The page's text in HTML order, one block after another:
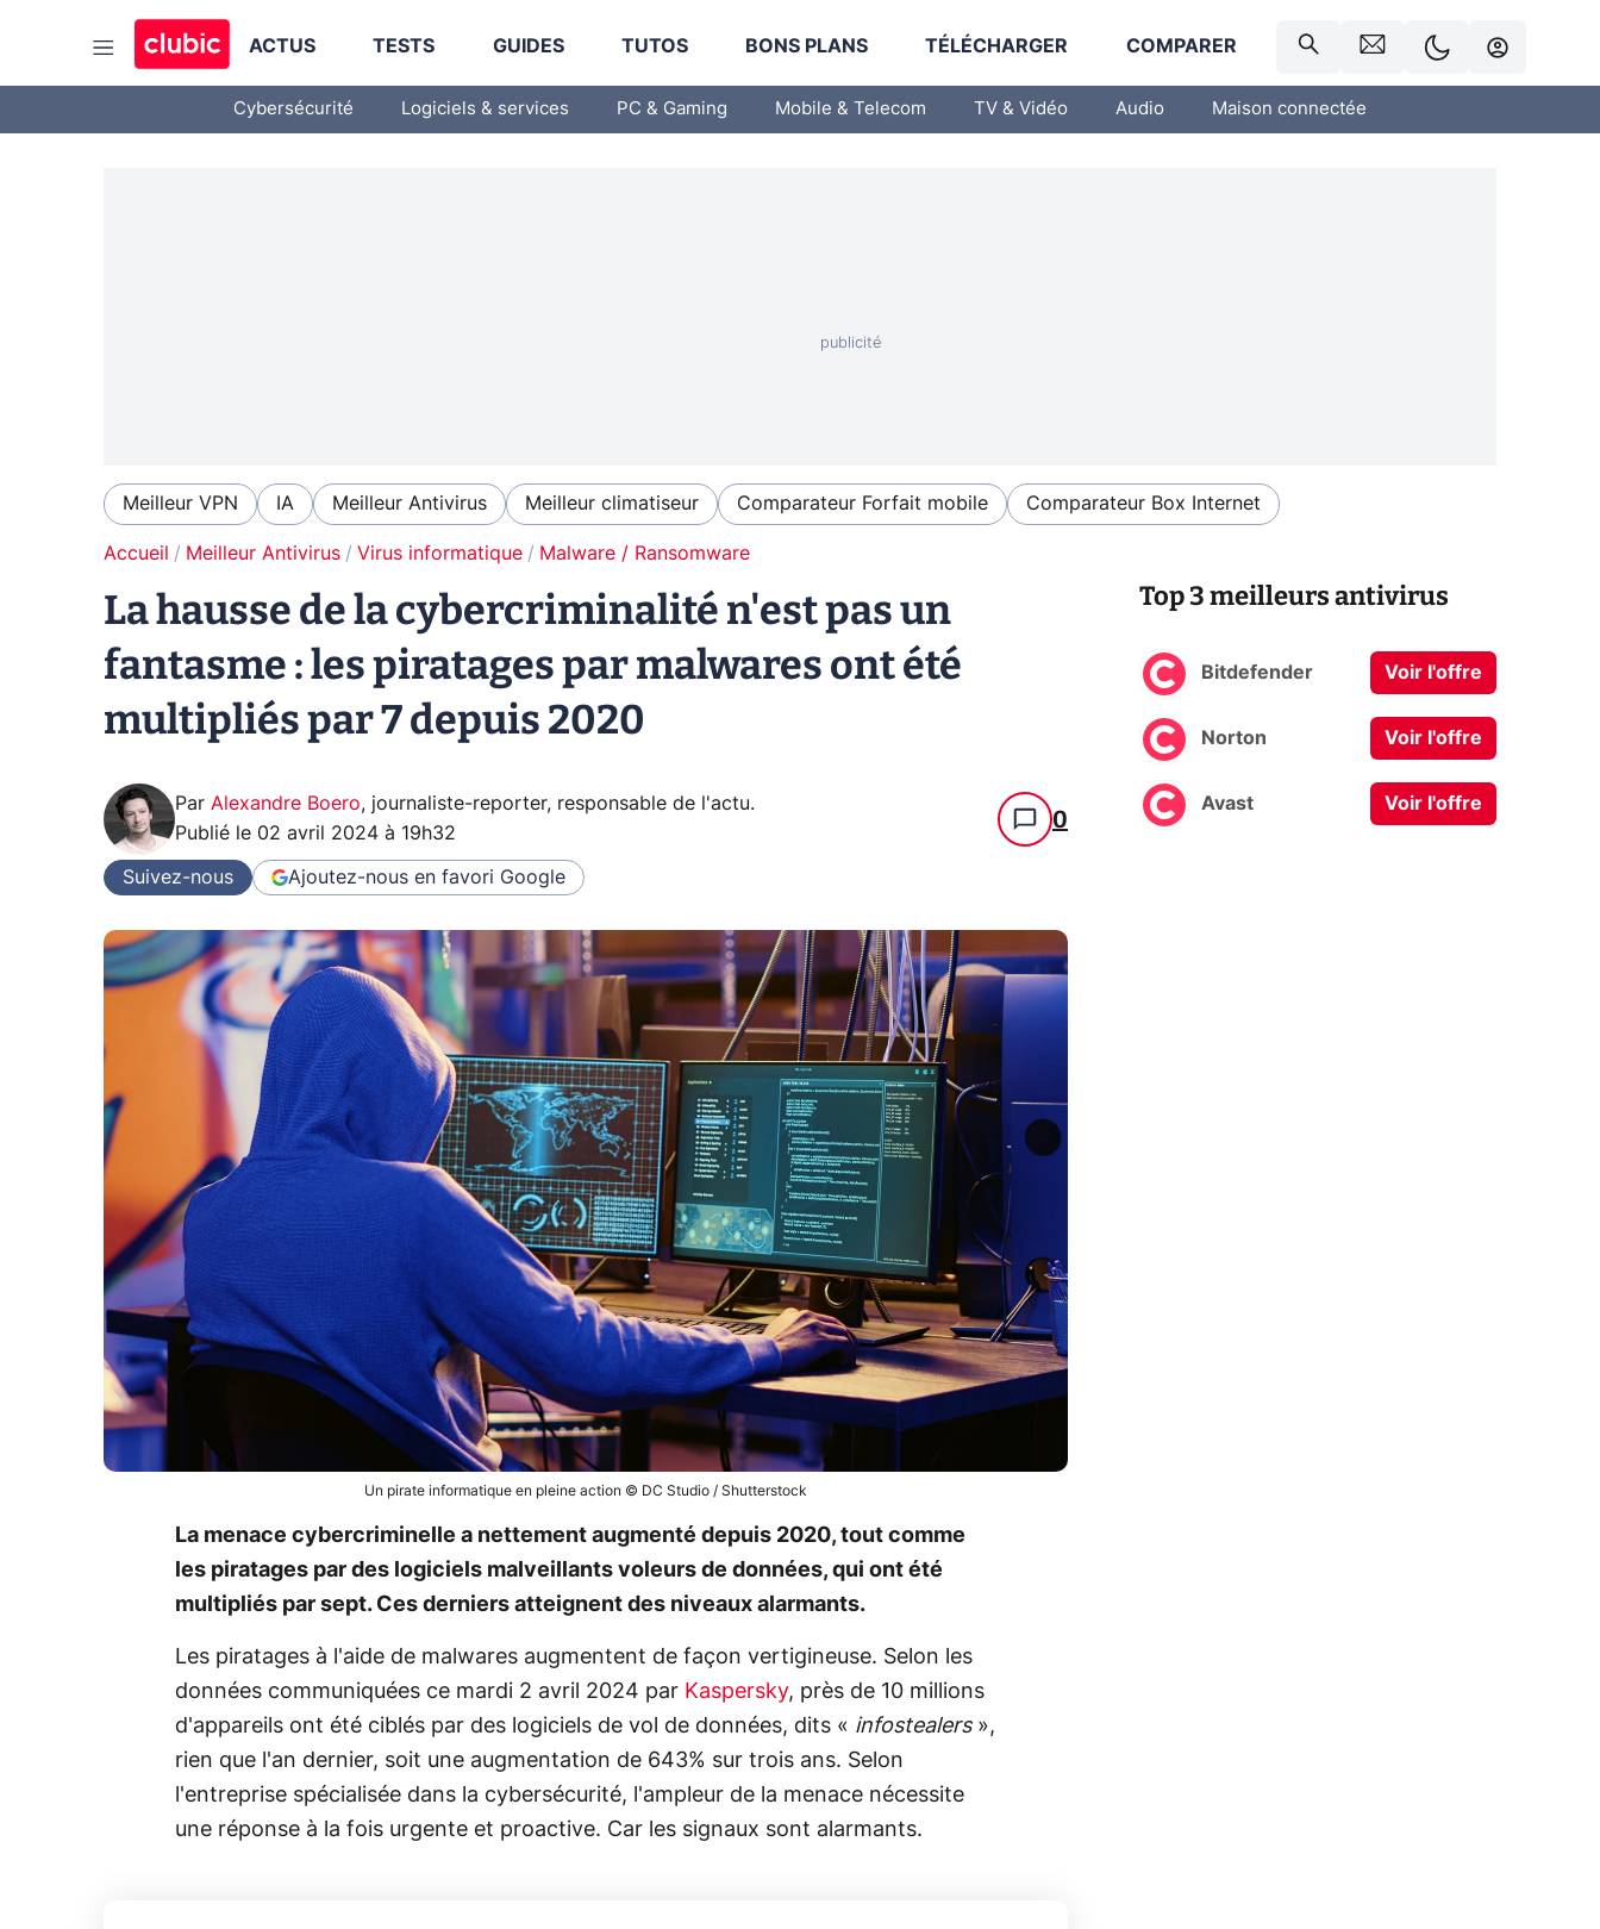
ACTUS TESTS GUIDES TUTOS BONS PLANS TÉLÉCHARGER COMPARER
Cybersécurité Logiciels & services PC & Gaming Mobile & Telecom TV & Vidéo Audio Maison connectée
Meilleur VPN IA Meilleur Antivirus Meilleur climatiseur Comparateur Forfait mobile Comparateur Box Internet
Accueil Meilleur Antivirus Virus informatique Malware / Ransomware
La hausse de la cybercriminalité n'est pas un
fantasme : les piratages par malwares ont été
multipliés par 7 depuis 2020
Par Alexandre Boero, journaliste-reporter, responsable de l'actu.
Publié le 02 avril 2024 à 19h32 0
Suivez-nous Ajoutez-nous en favori Google
Un pirate informatique en pleine action © DC Studio / Shutterstock
La menace cybercriminelle a nettement augmenté depuis 2020, tout comme
les piratages par des logiciels malveillants voleurs de données, qui ont été
multipliés par sept. Ces derniers atteignent des niveaux alarmants.
Les piratages à l'aide de malwares augmentent de façon vertigineuse. Selon les
données communiquées ce mardi 2 avril 2024 par Kaspersky, près de 10 millions
d'appareils ont été ciblés par des logiciels de vol de données, dits « infostealers»,
rien que l'an dernier, soit une augmentation de 643% sur trois ans. Selon
l'entreprise spécialisée dans la cybersécurité, l'ampleur de la menace nécessite
une réponse à la fois urgente et proactive. Car les signaux sont alarmants.
Top 3 meilleurs antivirus
Bitdefender Voir l'offre
Norton Voir l'offre
Avast Voir l'offre